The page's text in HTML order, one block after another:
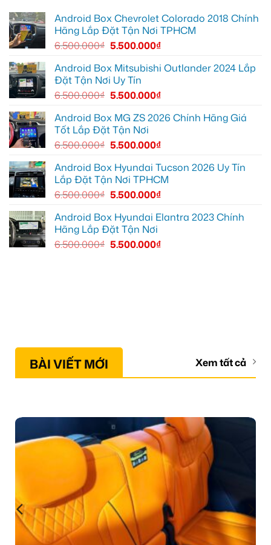
ghi
mọi
cung
tại
Quận
xem
Android
box
Geely
EX2
Quận
Gò
Vấp
xem
dẫn
đường
Android Box Chevrolet Colorado 2018 Chính
Hãng Lắp Đặt Tận Nơi TPHCM
6.500.000₫ 5.500.000₫
Android Box Mitsubishi Outlander 2024 Lắp
Đặt Tận Nơi Uy Tín
6.500.000₫ 5.500.000₫
Android Box MG ZS 2026 Chính Hãng Giá
Tốt Lắp Đặt Tận Nơi
6.500.000₫ 5.500.000₫
Android Box Hyundai Tucson 2026 Uy Tín
Lắp Đặt Tận Nơi TPHCM
6.500.000₫ 5.500.000₫
Android Box Hyundai Elantra 2023 Chính
Hãng Lắp Đặt Tận Nơi
6.500.000₫ 5.500.000₫
BÀI VIẾT MỚI Xem tất cả